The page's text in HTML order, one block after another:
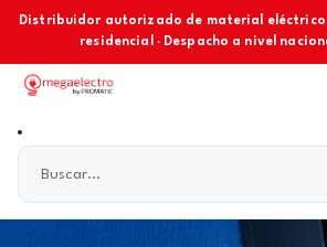
Ir al contenido
Distribuidor autorizado de material eléctrico
residencial · Despacho a nivel